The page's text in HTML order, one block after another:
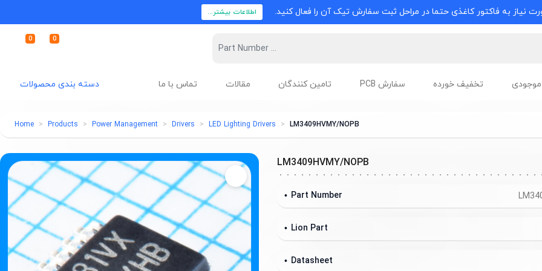
نیاز به فاکتور کاغذی حتما در مراحل ثبت سفارش تیک آن را فعال کنید. اطلاعات بیشتر...
0 0
دسته بندی محصولات تخفیف خورده سفارش PCB تامین کنندگان مقالات تماس با ما
Home Products Power Management Drivers LED Lighting Drivers LM3409HVMY/NOPB
LM3409HVMY/NOPB
Part Number
Lion Part
Datasheet